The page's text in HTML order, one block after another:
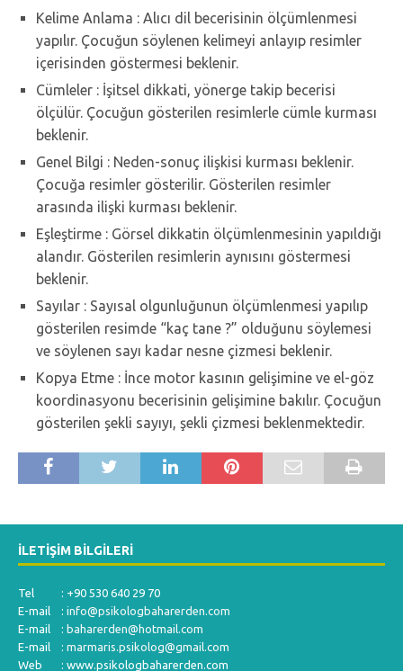
Kelime Anlama : Alıcı dil becerisinin ölçümlenmesi
yapılır. Çocuğun söylenen kelimeyi anlayıp resimler
içerisinden göstermesi beklenir.
Cümleler : İşitsel dikkati, yönerge takip becerisi
ölçülür. Çocuğun gösterilen resimlerle cümle kurması
beklenir.
Genel Bilgi : Neden-sonuç ilişkisi kurması beklenir.
Çocuğa resimler gösterilir. Gösterilen resimler
arasında ilişki kurması beklenir.
Eşleştirme : Görsel dikkatin ölçümlenmesinin yapıldığı
alandır. Gösterilen resimlerin aynısını göstermesi
beklenir.
Sayılar : Sayısal olgunluğunun ölçümlenmesi yapılıp
gösterilen resimde “kaç tane ?” olduğunu söylemesi
ve söylenen sayı kadar nesne çizmesi beklenir.
Kopya Etme : İnce motor kasının gelişimine ve el-göz
koordinasyonu becerisinin gelişimine bakılır. Çocuğun
gösterilen şekli sayıyı, şekli çizmesi beklenmektedir.
İLETIŞIM BILGILERI
Tel : +90 530 640 29 70
E-mail : info@psikologbaharerden.com
E-mail : baharerden@hotmail.com
E-mail : marmaris.psikolog@gmail.com
Web : www.psikologbaharerden.com